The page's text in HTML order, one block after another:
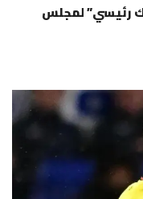
رئيسي” لمجلس